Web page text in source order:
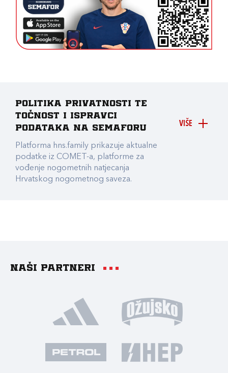
VIŠE
Politika privatnosti te
točnost i ispravci
podataka na Semaforu
Platforma hns.family prikazuje aktualne
podatke iz COMET-a, platforme za
vođenje nogometnih natjecanja
Hrvatskog nogometnog saveza.
Naši partneri